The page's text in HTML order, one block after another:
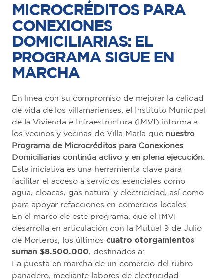
MICROCRÉDITOS PARA
CONEXIONES
DOMICILIARIAS: EL
PROGRAMA SIGUE EN
MARCHA
En línea con su compromiso de mejorar la calidad
de vida de los villamarienses, el Instituto Municipal
de la Vivienda e Infraestructura (IMVI) informa a
los vecinos y vecinas de Villa María que nuestro
Programa de Microcréditos para Conexiones
Domiciliarias continúa activo y en plena ejecución.
Esta iniciativa es una herramienta clave para
facilitar el acceso a servicios esenciales como
agua, cloacas, gas natural y electricidad, así como
para apoyar refacciones en comercios locales.
En el marco de este programa, que el IMVI
desarrolla en articulación con la Mutual 9 de Julio
de Morteros, los últimos cuatro otorgamientos
suman $8.500.000, destinados a:
La puesta en marcha de un comercio del rubro
panadero, mediante labores de electricidad.